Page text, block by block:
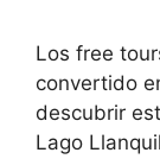
Los free
convertido
descubrir
Lago